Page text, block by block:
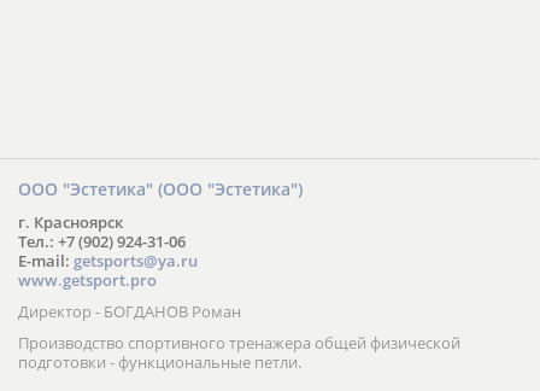
ООО "Эстетика" (ООО "Эстетика")
г. Красноярск
Тел.: +7 (902) 924-31-06
E-mail: getsports@ya.ru
www.getsport.pro
Директор - БОГДАНОВ Роман
Производство спортивного тренажера общей физической
подготовки - функциональные петли.